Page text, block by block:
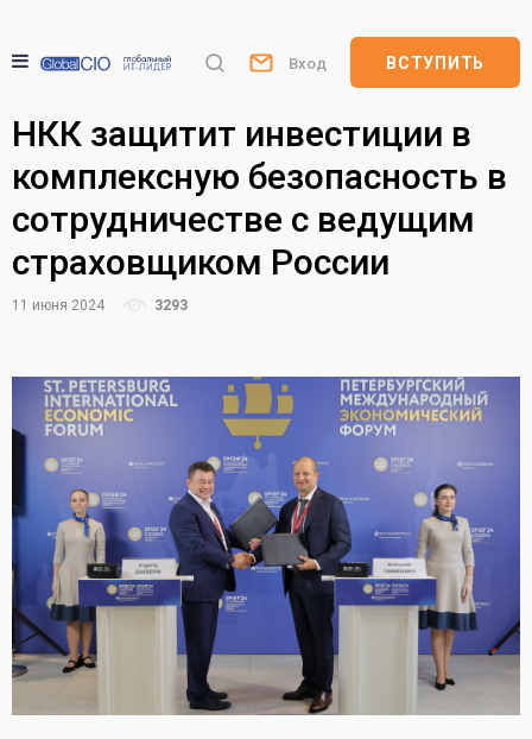
Вход ВСТУПИТЬ
НКК защитит инвестиции в
комплексную безопасность в
сотрудничестве с ведущим
страховщиком России
11 июня 2024 3293